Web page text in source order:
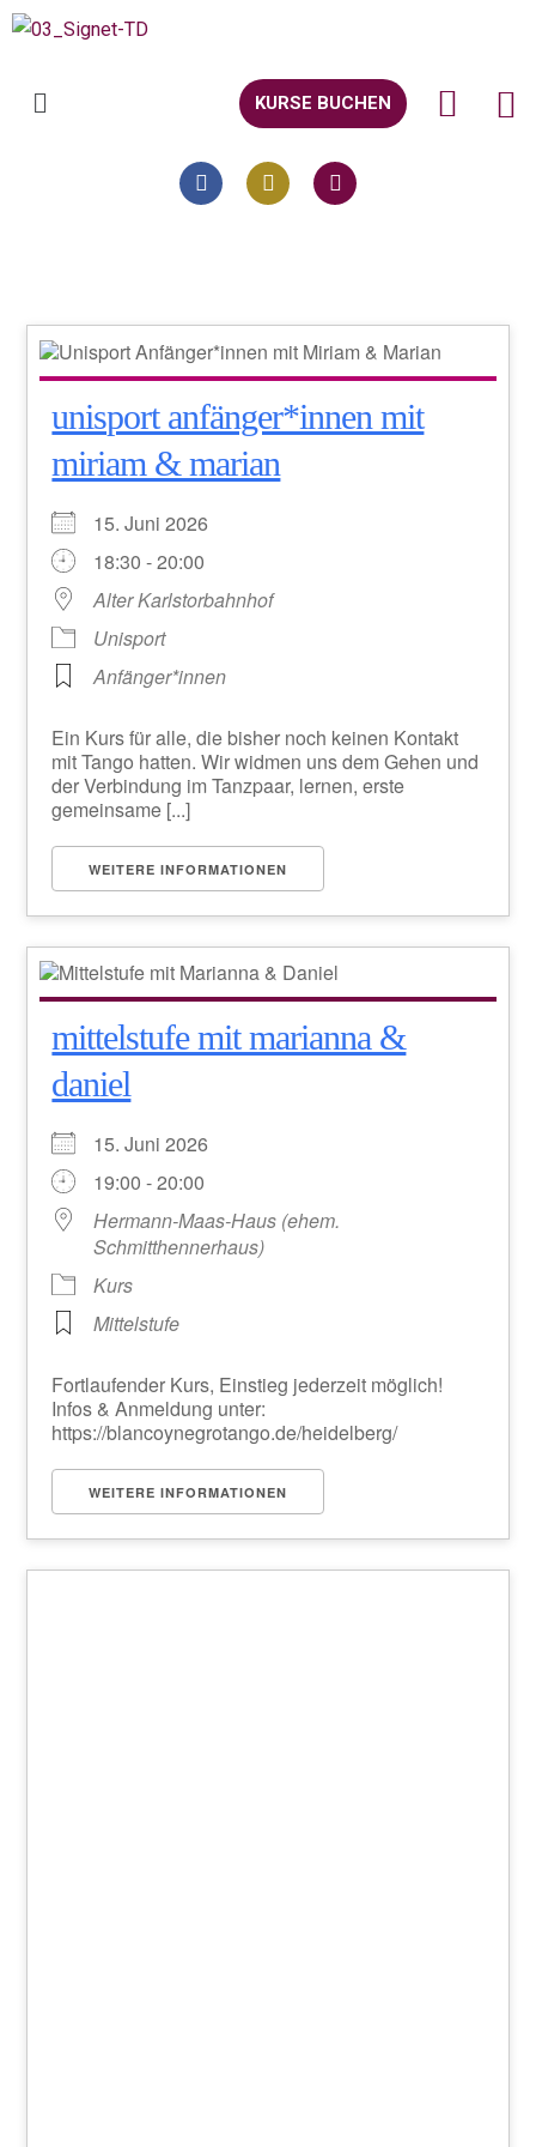
KURSE BUCHEN
unisport anfänger*innen mit
miriam & marian
15. Juni 2026
18:30 - 20:00
Alter Karlstorbahnhof
Unisport
Anfänger*innen
Ein Kurs für alle, die bisher noch keinen Kontakt
mit Tango hatten. Wir widmen uns dem Gehen und
der Verbindung im Tanzpaar, lernen, erste
gemeinsame [...]
WEITERE INFORMATIONEN
mittelstufe mit marianna &
daniel
15. Juni 2026
19:00 - 20:00
Hermann-Maas-Haus (ehem.
Schmitthennerhaus)
Kurs
Mittelstufe
Fortlaufender Kurs, Einstieg jederzeit möglich!
Infos & Anmeldung unter:
https://blancoynegrotango.de/heidelberg/
WEITERE INFORMATIONEN